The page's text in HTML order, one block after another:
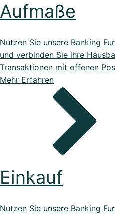
Aufmaße
Nutzen Sie unsere Banking
und verbinden Sie ihre
Transaktionen mit offenen
Mehr Erfahren
Einkauf
Nutzen Sie unsere Banking